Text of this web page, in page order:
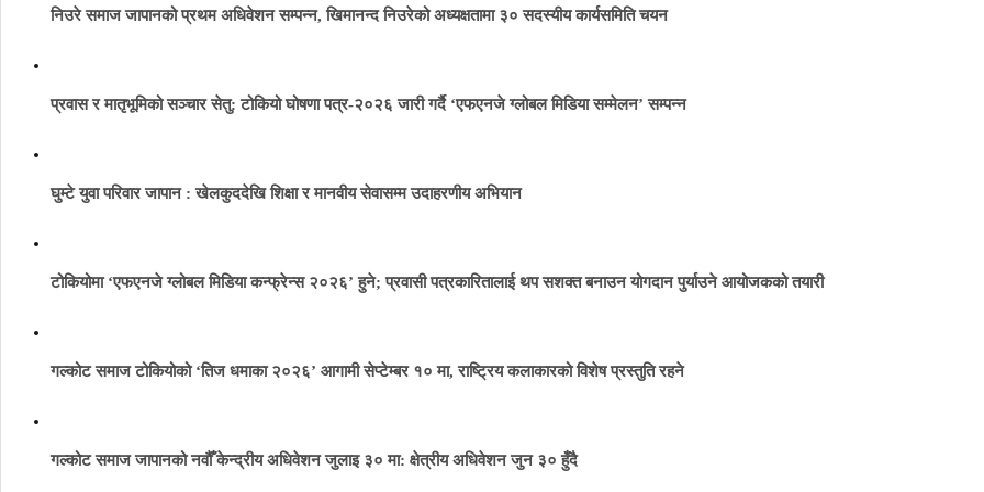
निउरे समाज जापानको प्रथम अधिवेशन सम्पन्न, खिमानन्द निउरेको अध्यक्षतामा ३० सदस्यीय कार्यसमिति चयन
प्रवास र मातृभूमिको सञ्चार सेतु: टोकियो घोषणा पत्र-२०२६ जारी गर्दै ‘एफएनजे ग्लोबल मिडिया सम्मेलन’ सम्पन्न
घुम्टे युवा परिवार जापान : खेलकुददेखि शिक्षा र मानवीय सेवासम्म उदाहरणीय अभियान
टोकियोमा ‘एफएनजे ग्लोबल मिडिया कन्फ्रेन्स २०२६’ हुने; प्रवासी पत्रकारितालाई थप सशक्त बनाउन योगदान पुर्याउने आयोजकको तयारी
गल्कोट समाज टोकियोको ‘तिज धमाका २०२६’ आगामी सेप्टेम्बर १० मा, राष्ट्रिय कलाकारको विशेष प्रस्तुति रहने
गल्कोट समाज जापानको नवौँ केन्द्रीय अधिवेशन जुलाइ ३० मा: क्षेत्रीय अधिवेशन जुन ३० हुँदै